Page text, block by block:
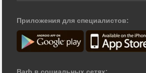
Приложения для специалистов:
Barb в социальных сетях: